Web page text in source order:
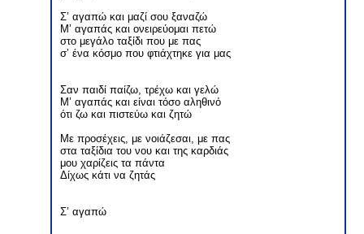
Σ’ αγαπώ και μαζί σου ξαναζώ
Μ’ αγαπάς και ονειρεύομαι πετώ
στο μεγάλο ταξίδι που με πας
σ’ ένα κόσμο που φτιάχτηκε για μας
Σαν παιδί παίζω, τρέχω και γελώ
Μ’ αγαπάς και είναι τόσο αληθινό
ότι ζω και πιστεύω και ζητώ
Με προσέχεις, με νοιάζεσαι, με πας
στα ταξίδια του νου και της καρδιάς
μου χαρίζεις τα πάντα
Δίχως κάτι να ζητάς
Σ’ αγαπώ